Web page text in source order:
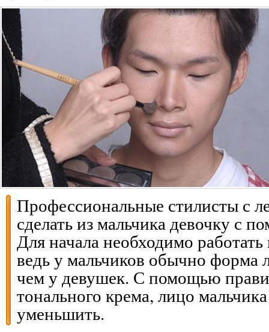
Профессиональные стилисты с
сделать из мальчика девочку с
Для начала необходимо
ведь у мальчиков обычно форма
чем у девушек. С помощью
тонального крема, лицо
уменьшить.